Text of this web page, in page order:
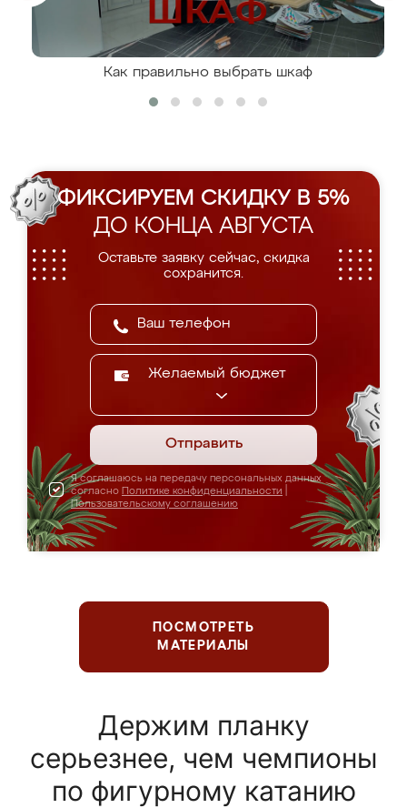
Как правильно выбрать шкаф
ФИКСИРУЕМ СКИДКУ В 5%
ДО КОНЦА АВГУСТА
Оставьте заявку сейчас, скидка
сохранится.
Желаемый бюджет
Отправить
Я соглашаюсь на передачу персональных данных
согласно Политике конфиденциальности
Пользовательскому соглашению
ПОСМОТРЕТЬ
МАТЕРИАЛЫ
Держим планку
серьезнее, чем чемпионы
по фигурному катанию